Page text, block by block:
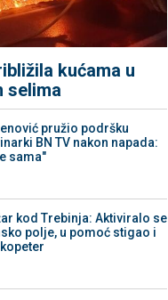
kućama u
selima
pružio podršku
BN TV nakon napada:
sama"
kod Trebinja: Aktiviralo se
polje, u pomoć stigao i